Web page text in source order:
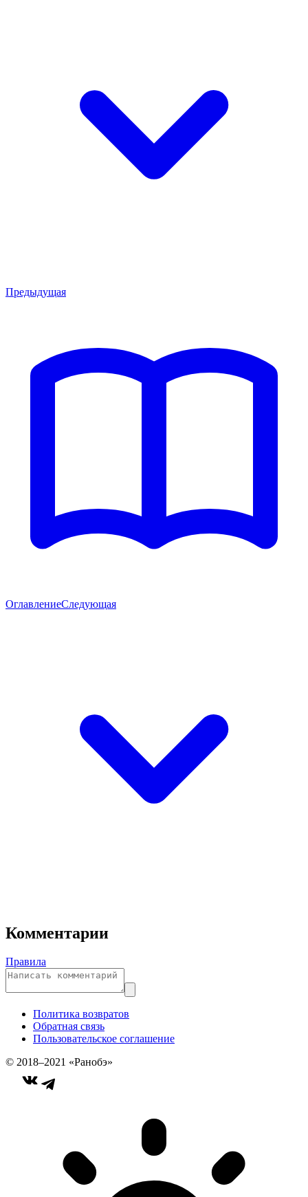
Предыдущая
ОглавлениеСледующая
Комментарии
Правила
Политика возвратов
Обратная связь
Пользовательское соглашение
© 2018–2021 «Ранобэ»